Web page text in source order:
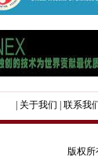
关于我们 联系我
版权所